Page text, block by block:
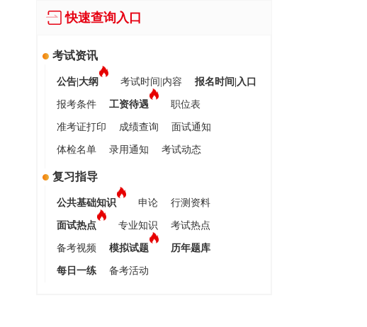
快速查询入口
考试资讯
公告|大纲 考试时间|内容 报名时间|入口
报考条件 工资待遇 职位表
准考证打印 成绩查询 面试通知
体检名单 录用通知 考试动态
复习指导
公共基础知识 申论 行测资料
面试热点 专业知识 考试热点
备考视频 模拟试题 历年题库
每日一练 备考活动